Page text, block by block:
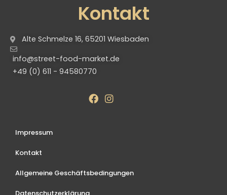
Kontakt
Alte Schmelze 16, 65201 Wiesbaden
info@street-food-market.de
+49 (0) 611 - 94580770
Impressum
Kontakt
Allgemeine Geschäftsbedingungen